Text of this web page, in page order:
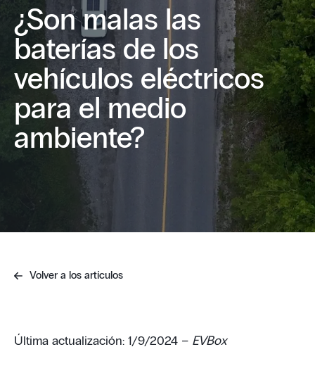
¿Son malas las
baterías de los
vehículos eléctricos
para el medio
ambiente?
Volver a los artículos
Última actualización: 1/9/2024 – EVBox